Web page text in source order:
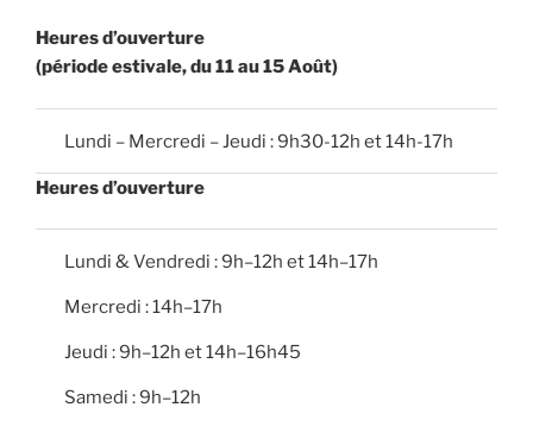
Heures d’ouverture
(période estivale, du 11 au 15 Août)
Lundi – Mercredi – Jeudi : 9h30-12h et 14h-17h
Heures d’ouverture
Lundi & Vendredi : 9h–12h et 14h–17h
Mercredi : 14h–17h
Jeudi : 9h–12h et 14h–16h45
Samedi : 9h–12h